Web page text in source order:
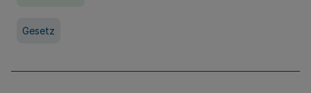
Gesetz